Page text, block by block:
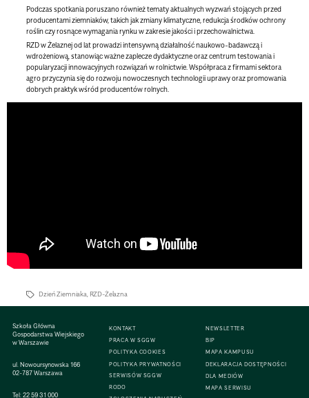
Podczas spotkania poruszano również tematy aktualnych wyzwań stojących przed
producentami ziemniaków, takich jak zmiany klimatyczne, redukcja środków ochrony
roślin czy rosnące wymagania rynku w zakresie jakości i przechowalnictwa.
RZD w Żelaznej od lat prowadzi intensywną działalność naukowo-badawczą i
wdrożeniową, stanowiąc ważne zaplecze dydaktyczne oraz centrum testowania i
popularyzacji innowacyjnych rozwiązań w rolnictwie. Współpraca z firmami sektora
agro przyczynia się do rozwoju nowoczesnych technologii uprawy oraz promowania
dobrych praktyk wśród producentów rolnych.
Dzień Ziemniaka, RZD-Żelazna
Szkoła Główna
Gospodarstwa Wiejskiego
w Warszawie
ul. Nowoursynowska 166
02-787 Warszawa
Tel:22 59 31 000
KONTAKT
PRACA W SGGW
POLITYKA COOKIES
POLITYKA PRYWATNOŚCI
SERWISÓW SGGW
RODO
NEWSLETTER
BIP
MAPA KAMPUSU
DEKLARACJA DOSTĘPNOŚCI
DLA MEDIÓW
MAPA SERWISU